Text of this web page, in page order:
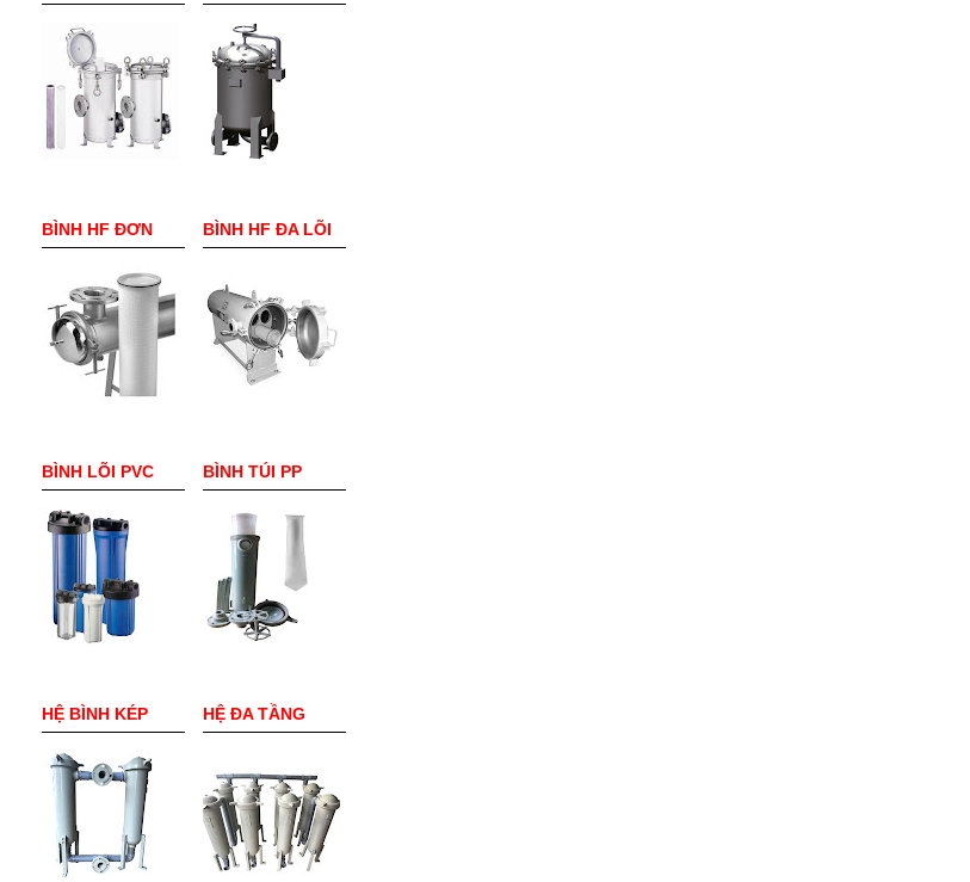
BÌNH HF ĐƠN
BÌNH LÕI PVC
HỆ BÌNH KÉP
BÌNH HF ĐA LÕI
BÌNH TÚI PP
HỆ ĐA TẦNG